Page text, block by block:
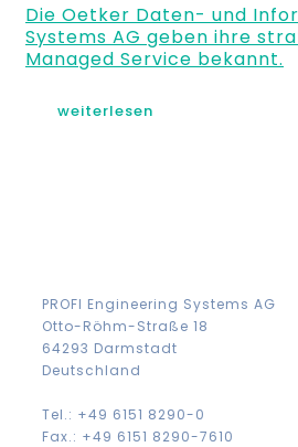
Die Oetker Daten- und
Systems AG geben ihre
Managed Service bekannt.
weiterlesen
PROFI Engineering Systems AG
Otto-Röhm-Straße 18
64293 Darmstadt
Deutschland
Tel.: +49 6151 8290-0
Fax.: +49 6151 8290-7610